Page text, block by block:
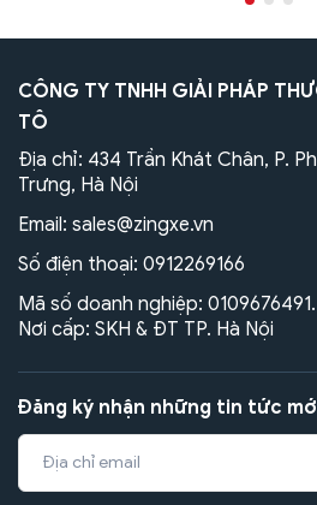
CÔNG TY TNHH GIẢI PHÁP
TÔ
Địa chỉ: 434 Trần Khát Chân, P.
Trưng, Hà Nội
Email: sales@zingxe.vn
Số điện thoại: 0912269166
Mã số doanh nghiệp:
Nơi cấp: SKH & ĐT TP. Hà Nội
Đăng ký nhận những tin tức